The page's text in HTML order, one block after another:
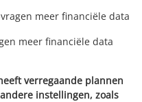
meer financiële data
meer financiële data
verregaande plannen
instellingen, zoals